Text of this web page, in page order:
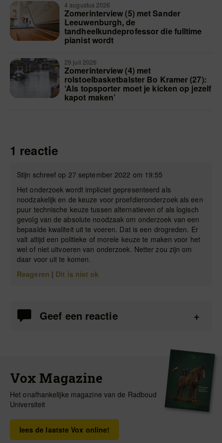
4 augustus 2026
Zomerinterview (5) met Sander
Leeuwenburgh, de
tandheelkundeprofessor die fulltime
pianist wordt
29 juli 2026
Zomerinterview (4) met
rolstoelbasketbalster Bo Kramer (27):
‘Als topsporter moet je kicken op jezelf
kapot maken’
1 reactie
Stijn schreef op 27 september 2022 om 19:55
Het onderzoek wordt impliciet gepresenteerd als
noodzakelijk en de keuze voor proefdieronderzoek als een
puur technische keuze tussen alternatieven of als logisch
gevolg van de absolute noodzaak om onderzoek van een
bepaalde kwaliteit uit te voeren. Dat is een drogreden. Er
valt altijd een politieke of morele keuze te maken voor het
wel of niet uitvoeren van onderzoek. Netter zou zijn om
daar voor uit te komen.
Reageren | Dit is niet ok
Geef een reactie
Vox Magazine
Het onafhankelijke magazine van de Radboud
Universiteit
lees de laatste Vox online!